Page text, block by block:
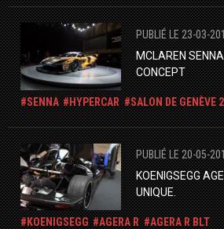
PUBLIÉ LE 23-03-
MCLAREN
CONCEPT
SENNA HYPERCAR SALON DE GENÈVE
PUBLIÉ LE 20-05-
KOENIGSEGG
UNIQUE.
KOENIGSEGG AGERA R AGERA R BLT